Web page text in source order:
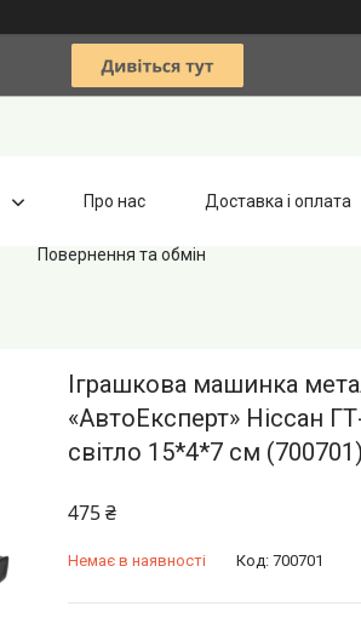
Про нас Доставка і оплата
Повернення та обмін
Іграшкова машинка
«АвтоЕксперт» Ніссан
світло 15*4*7 см (700701)
475 ₴
Немає в наявності Код: 700701